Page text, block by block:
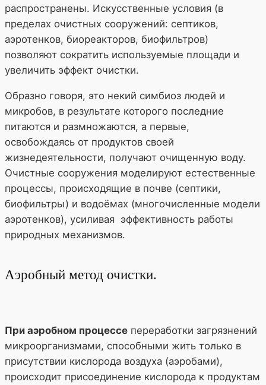
распространены. Искусственные условия (в
пределах очистных сооружений: септиков,
аэротенков, биореакторов, биофильтров)
позволяют сократить используемые площади и
увеличить эффект очистки.
Образно говоря, это некий симбиоз людей и
микробов, в результате которого последние
питаются и размножаются, а первые,
освобождаясь от продуктов своей
жизнедеятельности, получают очищенную воду.
Очистные сооружения моделируют естественные
процессы, происходящие в почве (септики,
биофильтры) и водоёмах (многочисленные модели
аэротенков), усиливая эффективность работы
природных механизмов.
Аэробный метод очистки.
При аэробном процессе переработки загрязнений
микроорганизмами, способными жить только в
присутствии кислорода воздуха (аэробами),
происходит присоединение кислорода к продуктам